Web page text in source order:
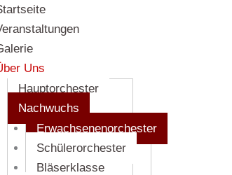
Uns
Hauptorchester
Nachwuchs
Erwachsenenorchester
Schülerorchester
Bläserklasse